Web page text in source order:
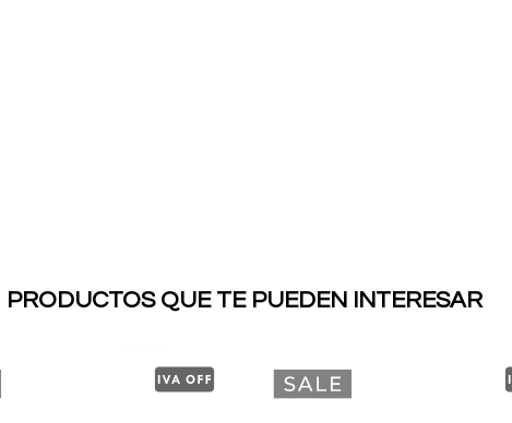
PRODUCTOS QUE TE PUEDEN INTERESAR